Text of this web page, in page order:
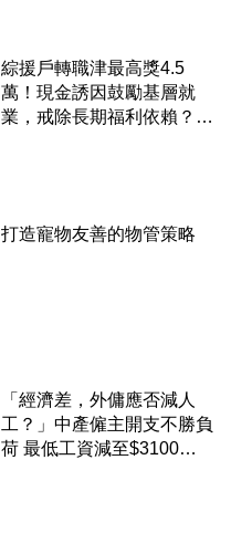
綜援戶轉職津最高獎4.5
萬！現金誘因鼓勵基層就
業，戒除長期福利依賴？鄧
打造寵物友善的物管策略
「經濟差，外傭應否減人
工？」中產僱主開支不勝負
荷 最低工資減至$3100蚊